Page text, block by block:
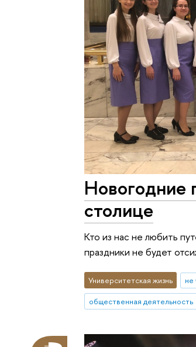
Новогодние
столице
Кто из нас не любить
праздники не будет
Университетская жизнь не
общественная деятельность